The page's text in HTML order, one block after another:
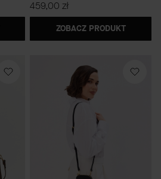
Cena
459,00 zł
ZOBACZ PRODUKT